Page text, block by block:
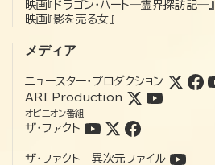
映画『ドラゴン・ハート―霊界探訪記―』
映画『影を売る女』
メディア
ニュースター・プロダクション
ARI Production
オピニオン番組
ザ・ファクト
ザ・ファクト 異次元ファイル